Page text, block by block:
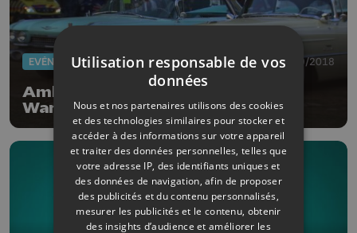
EVÈNEMENTS 03/09/2018
Ambiance vintage à Château de
Waroux
Utilisation responsable de vos
données
Nous et nos partenaires utilisons des cookies
et des technologies similaires pour stocker et
accéder à des informations sur votre appareil
et traiter des données personnelles, telles que
votre adresse IP, des identifiants uniques et
des données de navigation, afin de proposer
des publicités et du contenu personnalisés,
mesurer les publicités et le contenu, obtenir
des insights d’audience et améliorer les